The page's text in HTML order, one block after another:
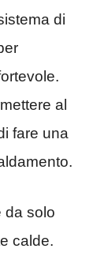
di
al
fare una
da solo
calde.